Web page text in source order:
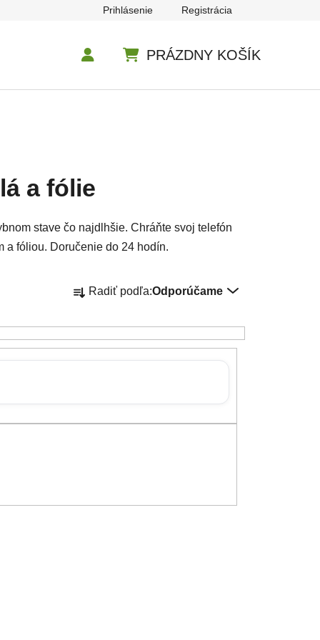
Prihlásenie Registrácia
PRÁZDNY KOŠÍK
a fólie
stave čo najdlhšie. Chráňte svoj telefón
a fóliou. Doručenie do 24 hodín.
Radiť podľa:Odporúčame